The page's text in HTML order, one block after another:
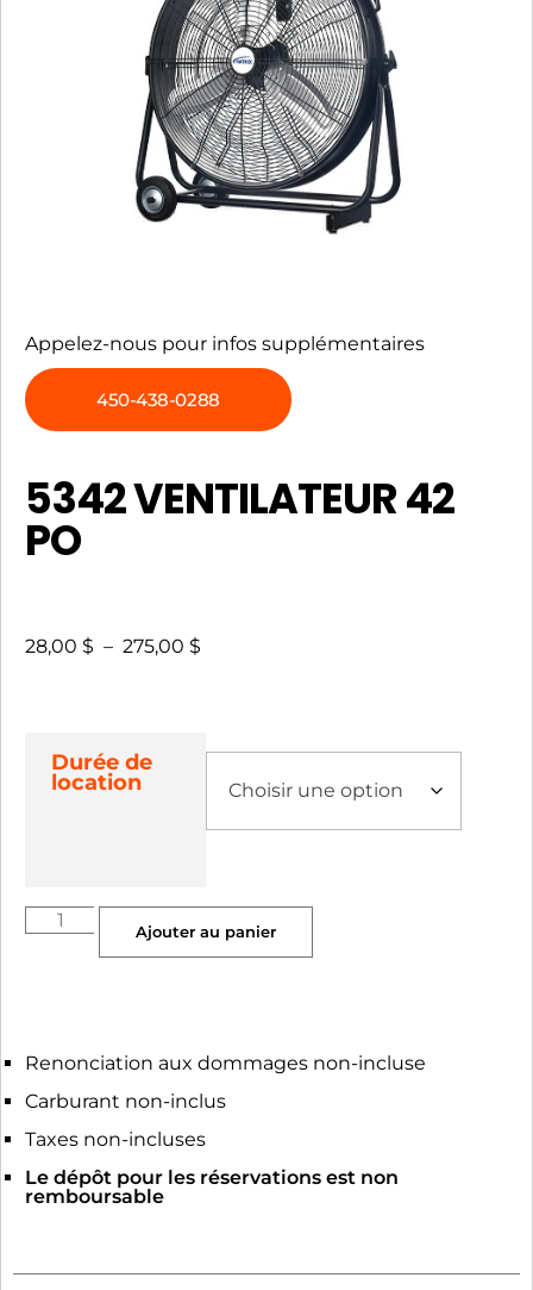
Appelez-nous pour infos supplémentaires
450-438-0288
5342 VENTILATEUR 42
PO
28,00 $ – 275,00 $
Durée de
location
Ajouter au panier
Renonciation aux dommages non-incluse
Carburant non-inclus
Taxes non-incluses
Le dépôt pour les réservations est non
remboursable